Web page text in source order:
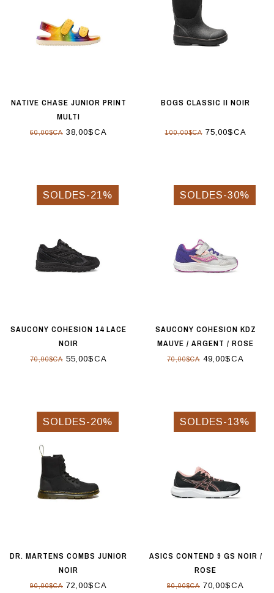
NATIVE CHASE JUNIOR PRINT
MULTI
60,00$CA 38,00$CA
BOGS CLASSIC II NOIR
100,00$CA75,00$CA
SOLDES-21%
SAUCONY COHESION 14 LACE
NOIR
70,00$CA 55,00$CA
SOLDES-30%
SAUCONY COHESION KDZ
MAUVE / ARGENT / ROSE
70,00$CA 49,00$CA
SOLDES-20%
DR. MARTENS COMBS JUNIOR
NOIR
90,00$CA 72,00$CA
SOLDES-13%
ASICS CONTEND 9 GS NOIR /
ROSE
80,00$CA 70,00$CA